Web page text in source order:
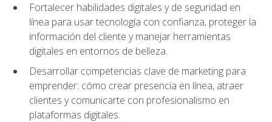
Fortalecer habilidades digitales y de seguridad en
línea para usar tecnología con confianza, proteger la
información del cliente y manejar herramientas
digitales en entornos de belleza.
Desarrollar competencias clave de marketing para
emprender: cómo crear presencia en línea, atraer
clientes y comunicarte con profesionalismo en
plataformas digitales.